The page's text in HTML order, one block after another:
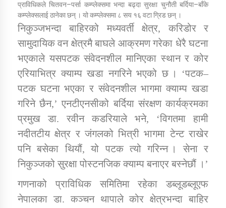
सम्बन्धी सूचना सन्देश
तातोपानी गाउँपालिका जुम्लाको महिनावारी सम्बन्धिकाे
तातोपानी गाउँपालिका जुम्लाको बालविवाह सन्देश
तातोपानी गाउँपालिका जुम्लाको सूचना
तातोपानी गाउँपालिका जुम्लाको सूचना
प्राविधिकले चितवन–पर्सा कम्प्लेक्समा भन्दा बढ्दा सुरक्षा चुनौती बर्दिया–बाँके
कम्प्लेक्सलाई ठानेका छन् । यो कम्प्लेक्समा ८ सय १६ वटा ग्रिड छन् ।
निकुञ्जभन्दा बाहिरको मध्यवर्ती क्षेत्र, करिडोर र
सामुदायिक वन क्षेत्रमै बाघले आक्रमण गरेका धेरै घटना
भएकाले यसपटक संवेदनशील मानिएका स्थान र कोर
एरियाभित्र क्याम्प खडा नगरिने भएको छ । ‘पटक–
पटक घटना भएका र संवेदनशील भागमा क्याम्प खडा
गरिने छैन,’ एनटीएनसीको बर्दिया संरक्षण कार्यक्रमका
प्रमुख डा. रवीन कडरियाले भने, ‘विगतमा हामी
नदीतटीय क्षेत्र र जंगलको भित्री भागमा टेन्ट राखेर
पनि बसेका थियौं, यो पटक त्यो गरिन्न । सेना र
निकुञ्जको सुरक्षा पोस्टनजिक क्याम्प बनाएर बस्नेछौं ।’
गणनाको प्राविधिक समितिमा रहेका डब्लूडब्लूएफ
नेपालका डा. कञ्चन थापाले कोर क्षेत्रभन्दा बाहिर